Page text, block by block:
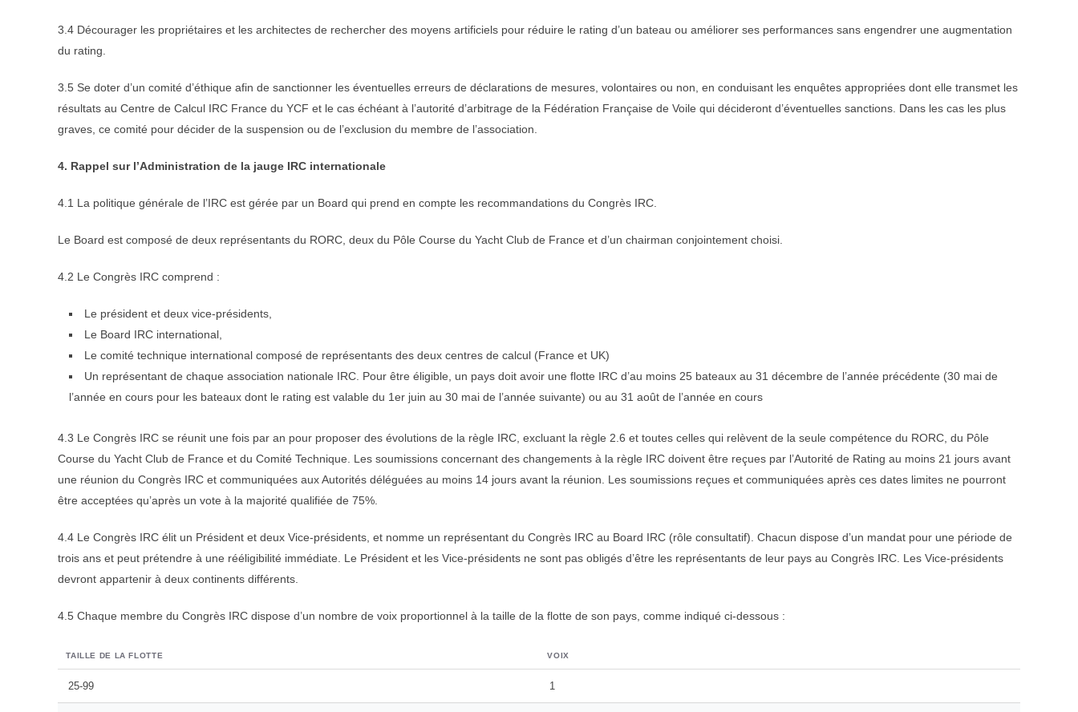
3.4 Décourager les propriétaires et les architectes de rechercher des moyens artificiels pour réduire le rating d’un bateau ou améliorer ses performances sans engendrer une augmentation
du rating.
3.5 Se doter d’un comité d’éthique afin de sanctionner les éventuelles erreurs de déclarations de mesures, volontaires ou non, en conduisant les enquêtes appropriées dont elle transmet les
résultats au Centre de Calcul IRC France du YCF et le cas échéant à l’autorité d’arbitrage de la Fédération Française de Voile qui décideront d’éventuelles sanctions. Dans les cas les plus
graves, ce comité pour décider de la suspension ou de l’exclusion du membre de l’association.
4. Rappel sur l’Administration de la jauge IRC internationale
4.1 La politique générale de l’IRC est gérée par un Board qui prend en compte les recommandations du Congrès IRC.
Le Board est composé de deux représentants du RORC, deux du Pôle Course du Yacht Club de France et d’un chairman conjointement choisi.
4.2 Le Congrès IRC comprend :
Le président et deux vice-présidents,
Le Board IRC international,
Le comité technique international composé de représentants des deux centres de calcul (France et UK)
Un représentant de chaque association nationale IRC. Pour être éligible, un pays doit avoir une flotte IRC d’au moins 25 bateaux au 31 décembre de l’année précédente (30 mai de
l’année en cours pour les bateaux dont le rating est valable du 1er juin au 30 mai de l’année suivante) ou au 31 août de l’année en cours
4.3 Le Congrès IRC se réunit une fois par an pour proposer des évolutions de la règle IRC, excluant la règle 2.6 et toutes celles qui relèvent de la seule compétence du RORC, du Pôle
Course du Yacht Club de France et du Comité Technique. Les soumissions concernant des changements à la règle IRC doivent être reçues par l’Autorité de Rating au moins 21 jours avant
une réunion du Congrès IRC et communiquées aux Autorités déléguées au moins 14 jours avant la réunion. Les soumissions reçues et communiquées après ces dates limites ne pourront
être acceptées qu’après un vote à la majorité qualifiée de 75%.
4.4 Le Congrès IRC élit un Président et deux Vice-présidents, et nomme un représentant du Congrès IRC au Board IRC (rôle consultatif). Chacun dispose d’un mandat pour une période de
trois ans et peut prétendre à une rééligibilité immédiate. Le Président et les Vice-présidents ne sont pas obligés d’être les représentants de leur pays au Congrès IRC. Les Vice-présidents
devront appartenir à deux continents différents.
4.5 Chaque membre du Congrès IRC dispose d’un nombre de voix proportionnel à la taille de la flotte de son pays, comme indiqué ci-dessous :
TAILLE DE LA FLOTTE VOIX
25-99 1